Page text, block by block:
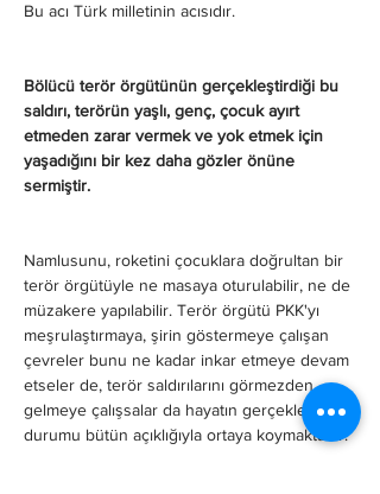
Bu acı Türk milletinin acısıdır.
Bölücü terör örgütünün gerçekleştirdiği bu
saldırı, terörün yaşlı, genç, çocuk ayırt
etmeden zarar vermek ve yok etmek için
yaşadığını bir kez daha gözler önüne
sermiştir.
Namlusunu, roketini çocuklara doğrultan bir
terör örgütüyle ne masaya oturulabilir, ne de
müzakere yapılabilir. Terör örgütü PKK'yı
meşrulaştırmaya, şirin göstermeye çalışan
çevreler bunu ne kadar inkar etmeye devam
etseler de, terör saldırılarını görmezden
gelmeye çalışsalar da hayatın gerçekleri bu
durumu bütün açıklığıyla ortaya koymaktadır.